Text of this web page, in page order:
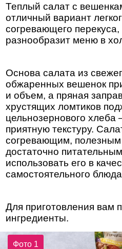
Теплый салат с
отличный вариант
согревающего
разнообразит меню в
Основа салата из
обжаренных вешенок
и объем, а пряная
хрустящих ломтиков
цельнозернового хлеба
приятную текстуру.
согревающим, полезным
достаточно
использовать его в
самостоятельного
Для приготовления вам
ингредиенты.
Фото 1